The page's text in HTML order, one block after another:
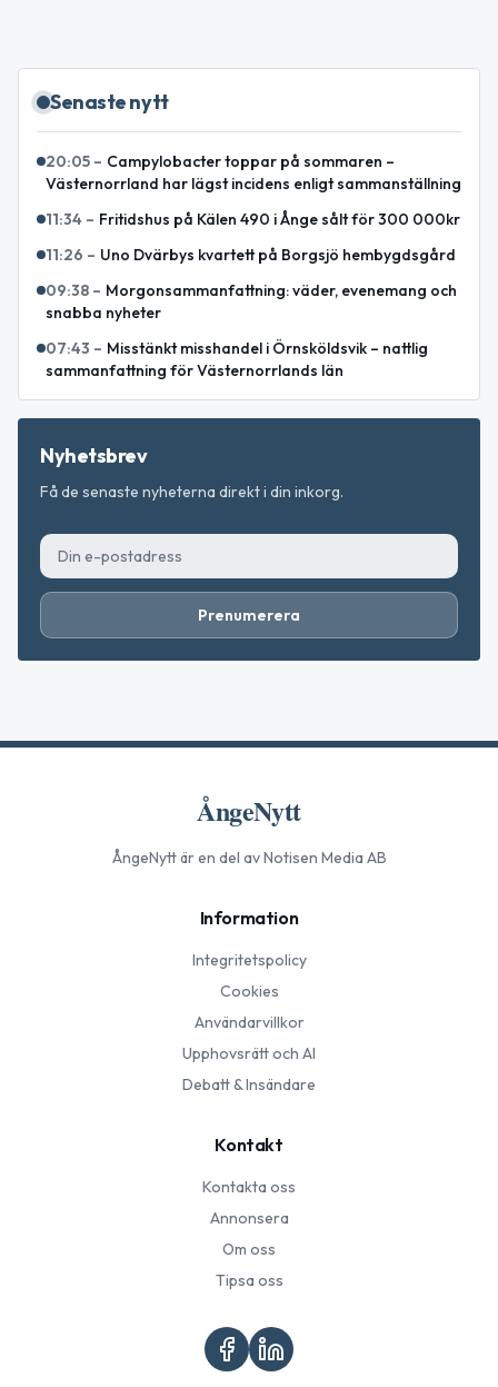
Senaste nytt
20:05 – Campylobacter toppar på sommaren –
Västernorrland har lägst incidens enligt sammanställning
11:34 – Fritidshus på Kälen 490 i Ånge sålt för 300 000kr
11:26 – Uno Dvärbys kvartett på Borgsjö hembygdsgård
09:38 – Morgonsammanfattning: väder, evenemang och
snabba nyheter
07:43 – Misstänkt misshandel i Örnsköldsvik – nattlig
sammanfattning för Västernorrlands län
Nyhetsbrev
Få de senaste nyheterna direkt i din inkorg.
Prenumerera
ÅngeNytt
ÅngeNyttär en del av Notisen Media AB
Information
Integritetspolicy
Cookies
Användarvillkor
Upphovsrätt och AI
Debatt & Insändare
Kontakt
Kontakta oss
Annonsera
Om oss
Tipsa oss